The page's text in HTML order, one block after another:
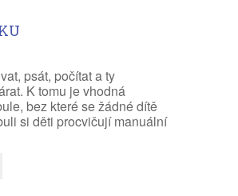
psát, počítat a ty
K tomu je vhodná
bez které se žádné dítě
si děti procvičují manuální